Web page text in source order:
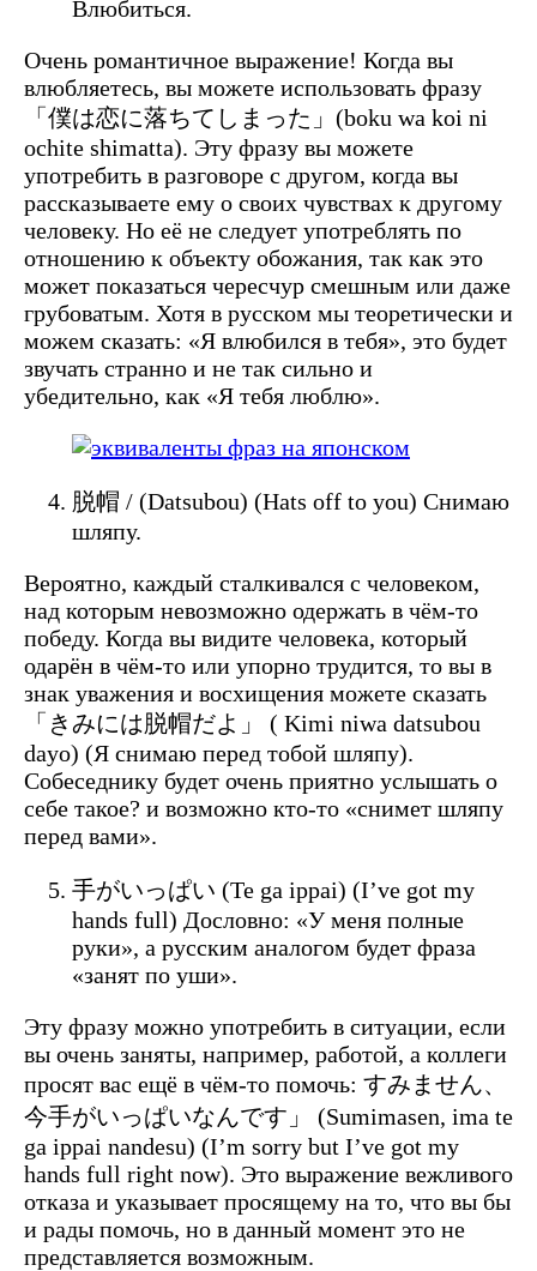
Влюбиться.
Очень романтичное выражение! Когда вы
влюбляетесь, вы можете использовать фразу
「僕は恋に落ちてしまった」(boku wa koi ni
ochite shimatta). Эту фразу вы можете
употребить в разговоре с другом, когда вы
рассказываете ему о своих чувствах к другому
человеку. Но её не следует употреблять по
отношению к объекту обожания, так как это
может показаться чересчур смешным или даже
грубоватым. Хотя в русском мы теоретически и
можем сказать: «Я влюбился в тебя», это будет
звучать странно и не так сильно и
убедительно, как «Я тебя люблю».
脱帽 / (Datsubou) (Hats off to you) Снимаю
шляпу.
Вероятно, каждый сталкивался с человеком,
над которым невозможно одержать в чём-то
победу. Когда вы видите человека, который
одарён в чём-то или упорно трудится, то вы в
знак уважения и восхищения можете сказать
「きみには脱帽だよ」 ( Kimi niwa datsubou
dayo) (Я снимаю перед тобой шляпу).
Собеседнику будет очень приятно услышать о
себе такое? и возможно кто-то «снимет шляпу
перед вами».
手がいっぱい (Te ga ippai) (I’ve got my
hands full) Дословно: «У меня полные
руки», а русским аналогом будет фраза
«занят по уши».
Эту фразу можно употребить в ситуации, если
вы очень заняты, например, работой, а коллеги
просят вас ещё в чём-то помочь: すみません、
今手がいっぱいなんです」 (Sumimasen, ima te
ga ippai nandesu) (I’m sorry but I’ve got my
hands full right now). Это выражение вежливого
отказа и указывает просящему на то, что вы бы
и рады помочь, но в данный момент это не
представляется возможным.